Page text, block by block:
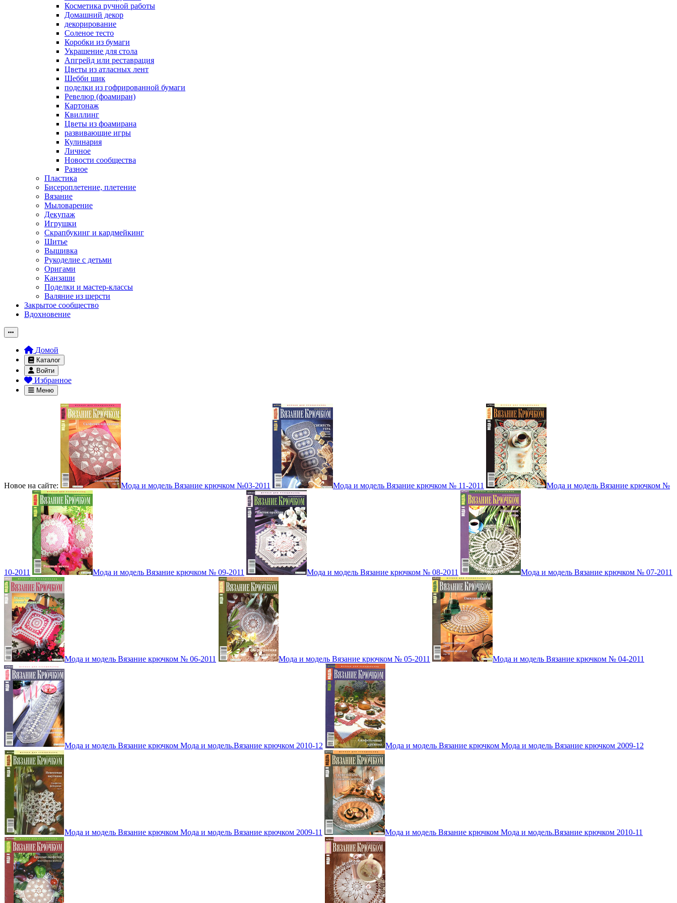
Косметика ручной работы
Домашний декор
декорирование
Соленое тесто
Коробки из бумаги
Украшение для стола
Апгрейд или реставрация
Цветы из атласных лент
Шебби шик
поделки из гофрированной бумаги
Ревелюр (фоамиран)
Картонаж
Квиллинг
Цветы из фоамирана
развивающие игры
Кулинария
Личное
Новости сообщества
Разное
Пластика
Бисероплетение, плетение
Вязание
Мыловарение
Декупаж
Игрушки
Скрапбукинг и кардмейкинг
Шитье
Вышивка
Рукоделие с детьми
Оригами
Канзаши
Поделки и мастер-классы
Валяние из шерсти
Закрытое сообщество
Вдохновение
Домой
Каталог
Войти
Избранное
Меню
Новое на сайте: Мода и модель Вязание крючком №03-2011 Мода и модель Вязание крючком № 11-2011 Мода и модель Вязание крючком №
10-2011 Мода и модель Вязание крючком № 09-2011 Мода и модель Вязание крючком № 08-2011 Мода и модель Вязание крючком № 07-2011
Мода и модель Вязание крючком № 06-2011 Мода и модель Вязание крючком № 05-2011 Мода и модель Вязание крючком № 04-2011
Мода и модель Вязание крючком Мода и модель.Вязание крючком 2010-12 Мода и модель Вязание крючком Мода и модель Вязание крючком 2009-12
Мода и модель Вязание крючком Мода и модель Вязание крючком 2009-11 Мода и модель Вязание крючком Мода и модель.Вязание крючком 2010-11